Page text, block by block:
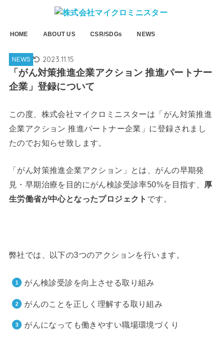
HOME ABOUT US CSR/SDGs NEWS
NEWS 2023.11.15
「がん対策推進企業アクション 推進パートナー
企業」登録について
この度、株式会社マイクロミニスターは「がん対策推進
企業アクション 推進パートナー企業」に登録されまし
たのでお知らせ致します。
「がん対策推進企業アクション」とは、がんの早期発
見・早期治療を目的にがん検診受診率50%を目指す、 厚
生労働省が中心となったプロジェクト です。
弊社では、以下の3つのアクションを行います。
がん検診受診を向上させる取り組み
がんのことを正しく理解する取り組み
がんになっても働きやすい職場環境づくり